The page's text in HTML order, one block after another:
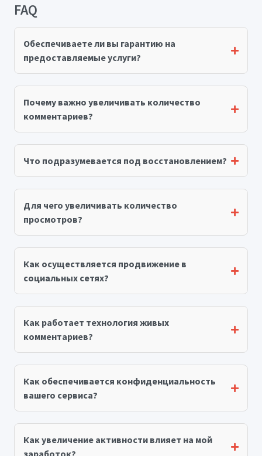
FAQ
Обеспечиваете ли вы гарантию на
предоставляемые услуги?
Почему важно увеличивать количество
комментариев?
Что подразумевается под восстановлением?
Для чего увеличивать количество
просмотров?
Как осуществляется продвижение в
социальных сетях?
Как работает технология живых
комментариев?
Как обеспечивается конфиденциальность
вашего сервиса?
Как увеличение активности влияет на мой